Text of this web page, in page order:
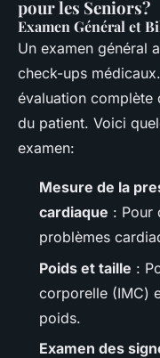
pour les Seniors?
Examen Général et
Un examen général
check-ups
évaluation complète
du patient. Voici
examen:
Mesure de la
cardiaque : Pour
problèmes
Poids et taille :
corporelle (IMC)
poids.
Examen des